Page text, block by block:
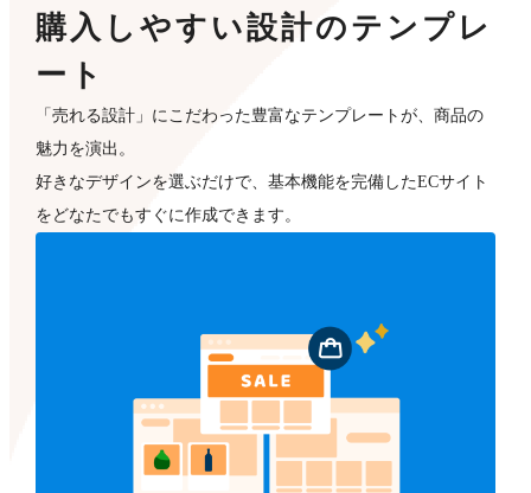
購入しやすい設計のテンプレ
ート
「売れる設計」にこだわった豊富なテンプレートが、商品の
魅力を演出。
好きなデザインを選ぶだけで、基本機能を完備したECサイト
をどなたでもすぐに作成できます。